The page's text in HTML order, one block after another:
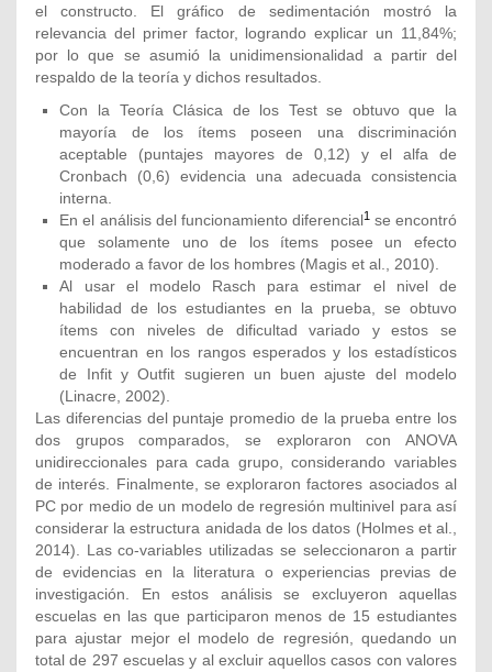
el constructo. El gráfico de sedimentación mostró la
relevancia del primer factor, logrando explicar un 11,84%;
por lo que se asumió la unidimensionalidad a partir del
respaldo de la teoría y dichos resultados.
Con la Teoría Clásica de los Test se obtuvo que la
mayoría de los ítems poseen una discriminación
aceptable (puntajes mayores de 0,12) y el alfa de
Cronbach (0,6) evidencia una adecuada consistencia
interna.
En el análisis del funcionamiento diferencial1se encontró
que solamente uno de los ítems posee un efecto
moderado a favor de los hombres (Magis et al., 2010).
Al usar el modelo Rasch para estimar el nivel de
habilidad de los estudiantes en la prueba, se obtuvo
ítems con niveles de dificultad variado y estos se
encuentran en los rangos esperados y los estadísticos
de Infit y Outfit sugieren un buen ajuste del modelo
(Linacre, 2002).
Las diferencias del puntaje promedio de la prueba entre los
dos grupos comparados, se exploraron con ANOVA
unidireccionales para cada grupo, considerando variables
de interés. Finalmente, se exploraron factores asociados al
PC por medio de un modelo de regresión multinivel para así
considerar la estructura anidada de los datos (Holmes et al.,
2014). Las co-variables utilizadas se seleccionaron a partir
de evidencias en la literatura o experiencias previas de
investigación. En estos análisis se excluyeron aquellas
escuelas en las que participaron menos de 15 estudiantes
para ajustar mejor el modelo de regresión, quedando un
total de 297 escuelas y al excluir aquellos casos con valores